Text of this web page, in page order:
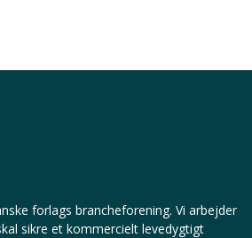
forlags brancheforening. Vi arbejder
sikre et kommercielt levedygtigt